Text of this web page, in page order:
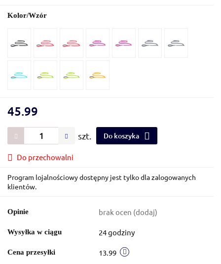
Kolor/Wzór
45.99
szt. Do koszyka
Do przechowalni
Program lojalnościowy dostępny jest tylko dla zalogowanych
klientów.
Opinie brak ocen (dodaj)
Wysyłka w ciągu 24 godziny
Cena przesyłki 13.99